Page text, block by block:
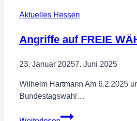
politische
im
Aktuelles Hessen
Angriffe auf FREIE
23. Januar 20257. Juni 2025
Wilhelm Hartmann Am 6.2.2025
Bundestagswahl…
Angriffe